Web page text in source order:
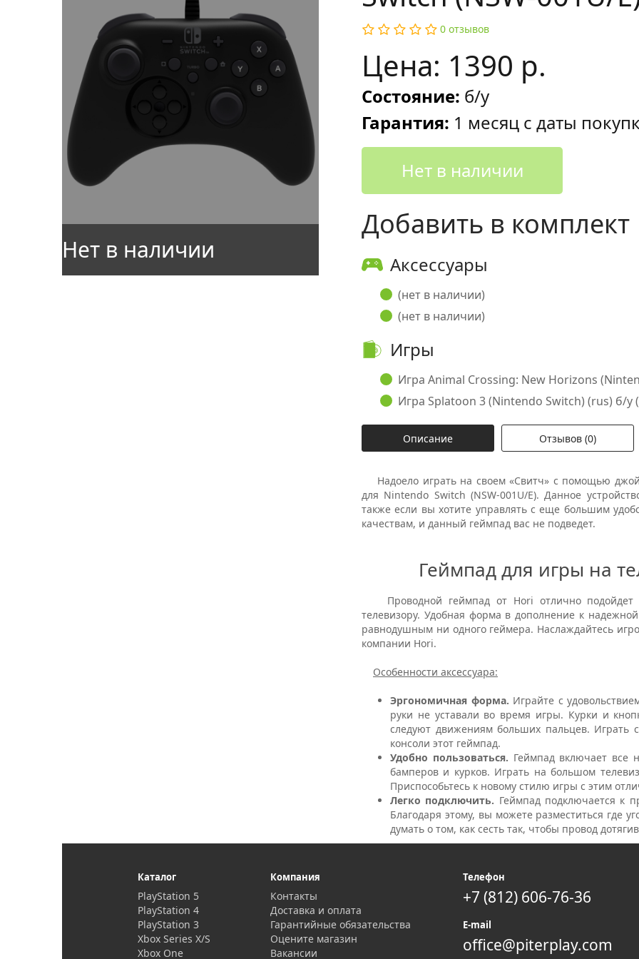
0 отзывов
Цена: 1390 р.
Состояние: б/у
Гарантия: 1 месяц с даты
Нет в наличии
Добавить в комплект
Аксессуары
(нет в наличии)
(нет в наличии)
Игры
Игра Animal Crossing: New Horizons
Игра Splatoon 3 (Nintendo Switch) (rus) б/у
Описание Отзывов (0)
Надоело играть на своем «Свитч» с помощью джой-
для Nintendo Switch (NSW-001U/E). Данное
также если вы хотите управлять с еще большим
качествам, и данный геймпад вас не подведет.
Геймпад для игры на
Проводной геймпад от Hori отлично подойдет
телевизору. Удобная форма в дополнение к
равнодушным ни одного геймера. Наслаждайтесь
компании Hori.
Особенности аксессуара:
Эргономичная форма. Играйте с
руки не уставали во время игры. Курки и
следуют движениям больших пальцев. Играть
консоли этот геймпад.
Удобно пользоваться. Геймпад включает все
бамперов и курков. Играть на большом
Приспособьтесь к новому стилю игры с этим
Легко подключить. Геймпад подключается к
Благодаря этому, вы можете разместиться где
думать о том, как сесть так, чтобы провод
Каталог
PlayStation 5
PlayStation 4
PlayStation 3
Xbox Series X/S
Xbox One
Компания
Контакты
Доставка и оплата
Гарантийные обязательства
Оцените магазин
Вакансии
Телефон
+7 (812) 606-76-36
E-mail
office@piterplay.com